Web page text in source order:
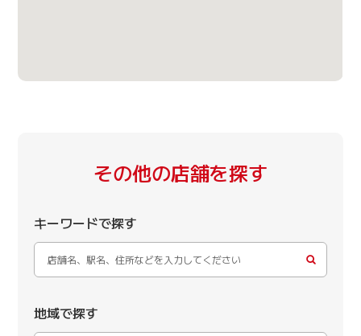
その他の店舗を探す
キーワードで探す
地域で探す